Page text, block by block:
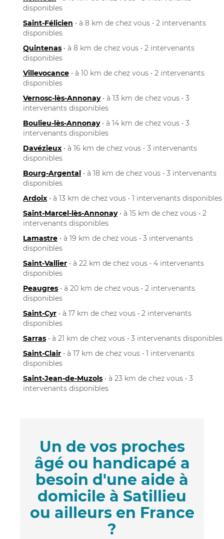
disponibles
Saint-Félicien • à 8 km de chez vous • 2 intervenants
disponibles
Quintenas • à 8 km de chez vous • 2 intervenants
disponibles
Villevocance • à 10 km de chez vous • 2 intervenants
disponibles
Vernosc-lès-Annonay• à 13 km de chez vous • 3
intervenants disponibles
Boulieu-lès-Annonay• à 14 km de chez vous • 3
intervenants disponibles
Davézieux • à 16 km de chez vous • 3 intervenants
disponibles
Bourg-Argental • à 18 km de chez vous • 3 intervenants
disponibles
Ardoix • à 13 km de chez vous • 1 intervenants disponibles
Saint-Marcel-lès-Annonay• à 15 km de chez vous • 2
intervenants disponibles
Lamastre • à 19 km de chez vous • 3 intervenants
disponibles
Saint-Vallier • à 22 km de chez vous • 4 intervenants
disponibles
Peaugres • à 20 km de chez vous • 2 intervenants
disponibles
Saint-Cyr • à 17 km de chez vous • 2 intervenants
disponibles
Sarras • à 21 km de chez vous • 3 intervenants disponibles
Saint-Clair • à 17 km de chez vous • 1 intervenants
disponibles
Saint-Jean-de-Muzols • à 23 km de chez vous • 3
intervenants disponibles
Un de vos proches
âgé ou handicapé a
besoin d'une aide à
domicile à Satillieu
ou ailleurs en France
?